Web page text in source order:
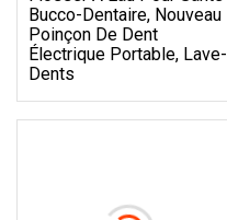
Bucco-Dentaire, Nouveau
Poinçon De Dent
Électrique Portable, Lave-
Dents